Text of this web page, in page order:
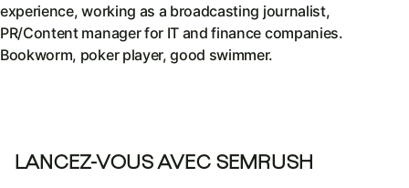
experience, working as a broadcasting journalist,
PR/Content manager for IT and finance companies.
Bookworm, poker player, good swimmer.
LANCEZ-VOUS AVEC SEMRUSH